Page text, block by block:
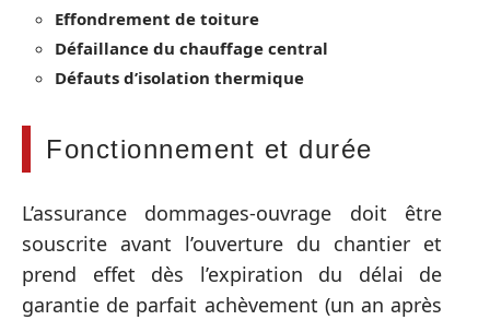
Effondrement de toiture
Défaillance du chauffage central
Défauts d’isolation thermique
Fonctionnement et durée
L’assurance dommages-ouvrage doit être
souscrite avant l’ouverture du chantier et
prend effet dès l’expiration du délai de
garantie de parfait achèvement (un an après